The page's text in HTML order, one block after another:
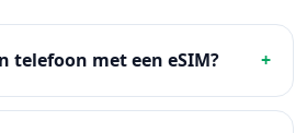
telefoon met een eSIM? +